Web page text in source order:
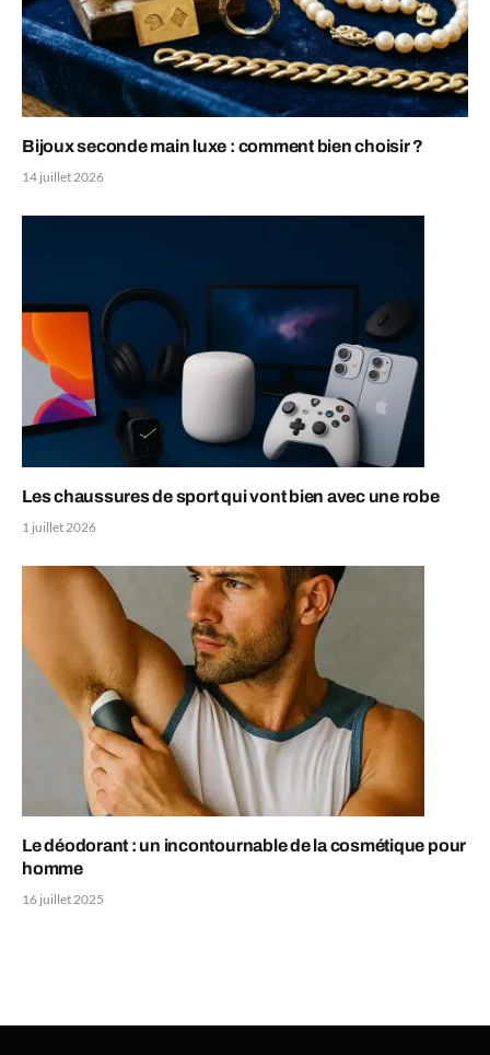
Bijoux seconde main luxe : comment bien choisir ?
14 juillet 2026
Les chaussures de sport qui vont bien avec une robe
1 juillet 2026
Le déodorant : un incontournable de la cosmétique pour
homme
16 juillet 2025